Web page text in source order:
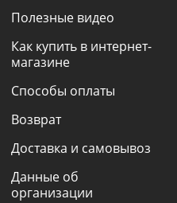
Полезные видео
Как купить в интернет-
магазине
Способы оплаты
Возврат
Доставка и самовывоз
Данные об
организации